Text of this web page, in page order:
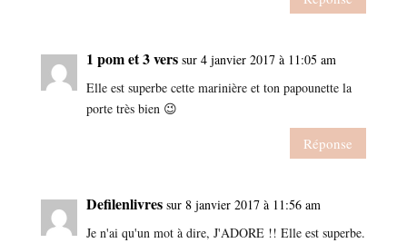
1 pom et 3 vers sur 4 janvier 2017 à 11:05 am
Elle est superbe cette marinière et ton papounette la
porte très bien 😉
Réponse
Defilenlivres sur 8 janvier 2017 à 11:56 am
Je n'ai qu'un mot à dire, J'ADORE !! Elle est superbe.